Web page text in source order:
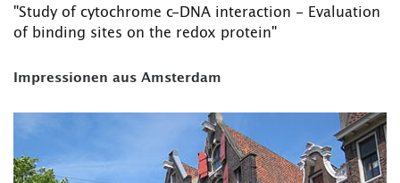
"Study of cytochrome c-DNA interaction - Evaluation
of binding sites on the redox protein"
Impressionen aus Amsterdam